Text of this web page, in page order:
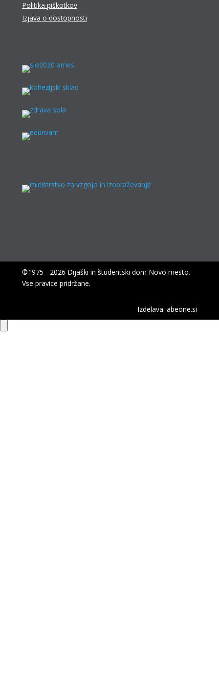
Politika piškotkov
Izjava o dostopnosti
©1975 - 2026 Dijaški in študentski dom Novo mesto.
Vse pravice pridržane.
Izdelava:abeone.si